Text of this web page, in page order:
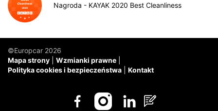
Nagroda - KAYAK 2020 Best Cleanliness
©Europcar 2026
Mapa strony
Wzmianki prawne
Polityka cookies i bezpieczeństwa
Kontakt